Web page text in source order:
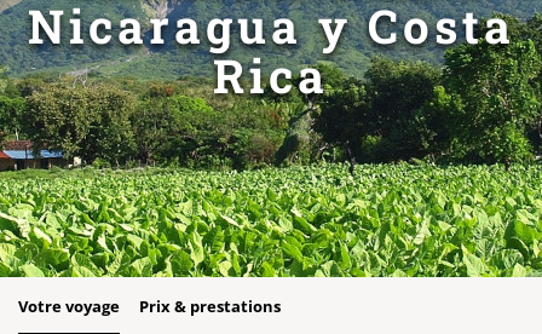
Nicaragua y Costa
Rica
Votre voyage Prix & prestations